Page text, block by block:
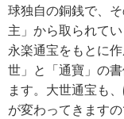
球独自の銅銭で、
主」から取られて
永楽通宝をもとに
世」と「通寶」の
ます。大世通宝も
が変わってきます